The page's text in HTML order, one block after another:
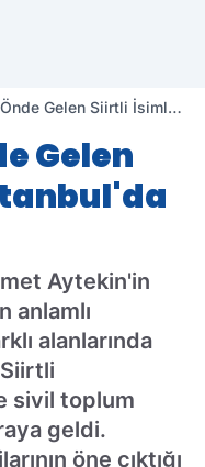
Gelen Siirtli İsimleri
Gelen
Aytekin'in
anlamlı
alanlarında
sivil toplum
geldi.
öne çıktığı